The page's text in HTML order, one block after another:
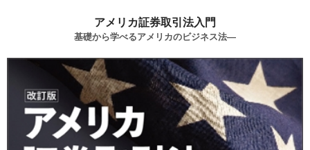
アメリカ証券取引法入門
基礎から学べるアメリカのビジネス法―